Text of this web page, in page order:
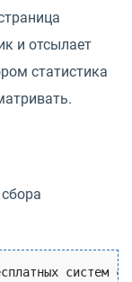
и отсылает
статистика
систем